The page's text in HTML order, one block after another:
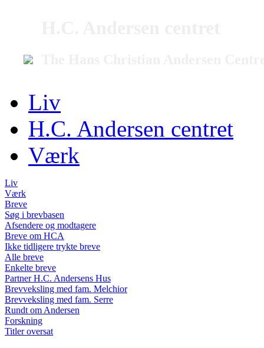
Liv
H.C. Andersen centret
Værk
Liv
Værk
Breve
Søg i brevbasen
Afsendere og modtagere
Breve om HCA
Ikke tidligere trykte breve
Alle breve
Enkelte breve
Partner H.C. Andersens Hus
Brevveksling med fam. Melchior
Brevveksling med fam. Serre
Rundt om Andersen
Forskning
Titler oversat